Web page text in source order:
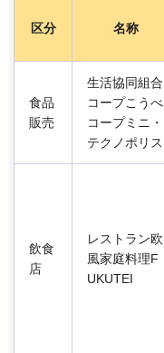
区分 名称
食品
販売
生活協同組合
コープこうべ
コープミニ・
テクノポリス
飲食
店
レストラン欧
風家庭料理F
UKUTEI